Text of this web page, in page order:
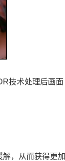
技术处理后画面
，从而获得更加